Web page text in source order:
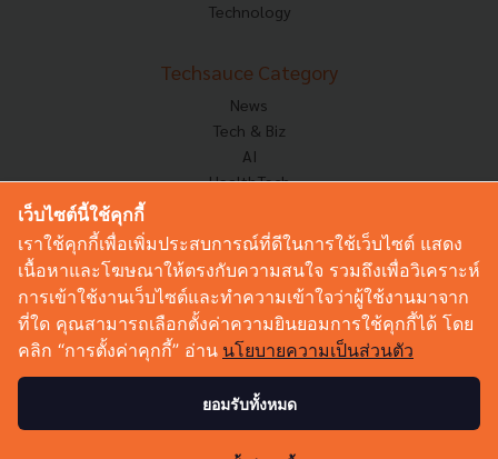
Technology
Techsauce Category
News
Tech & Biz
AI
HealthTech
Corp Innov
Saucy Thoughts
Sustainable
Videos
Podcast
เว็บไซต์นี้ใช้คุกกี้
เราใช้คุกกี้เพื่อเพิ่มประสบการณ์ที่ดีในการใช้เว็บไซต์ แสดง
เนื้อหาและโฆษณาให้ตรงกับความสนใจ รวมถึงเพื่อวิเคราะห์
การเข้าใช้งานเว็บไซต์และทำความเข้าใจว่าผู้ใช้งานมาจาก
ที่ใด คุณสามารถเลือกตั้งค่าความยินยอมการใช้คุกกี้ได้ โดย
คลิก “การตั้งค่าคุกกี้” อ่าน นโยบายความเป็นส่วนตัว
ยอมรับทั้งหมด